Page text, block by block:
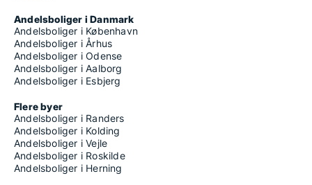
Andelsboliger i Danmark
Andelsboliger i København
Andelsboliger i Århus
Andelsboliger i Odense
Andelsboliger i Aalborg
Andelsboliger i Esbjerg
Flere byer
Andelsboliger i Randers
Andelsboliger i Kolding
Andelsboliger i Vejle
Andelsboliger i Roskilde
Andelsboliger i Herning